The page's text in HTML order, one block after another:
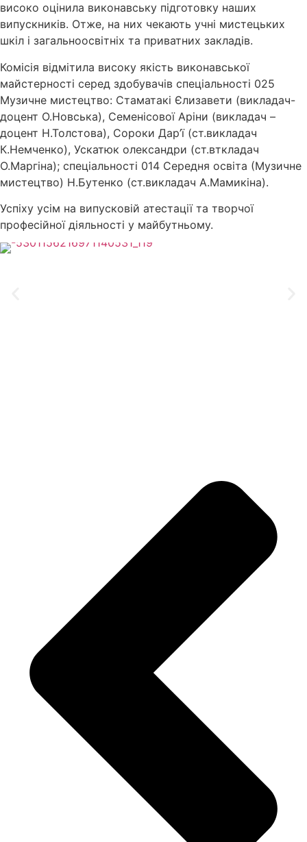
високо оцінила виконавську підготовку наших
випускників. Отже, на них чекають учні мистецьких
шкіл і загальноосвітніх та приватних закладів.
Комісія відмітила високу якість виконавської
майстерності серед здобувачів спеціальності 025
Музичне мистецтво: Стаматакі Єлизавети (викладач-
доцент О.Новська), Семенісової Аріни (викладач –
доцент Н.Толстова), Сороки Дар’ї (ст.викладач
К.Немченко), Ускатюк олександри (ст.вткладач
О.Маргіна); спеціальності 014 Середня освіта (Музичне
мистецтво) Н.Бутенко (ст.викладач А.Мамикіна).
Успіху усім на випусковій атестації та творчої
професійної діяльності у майбутньому.